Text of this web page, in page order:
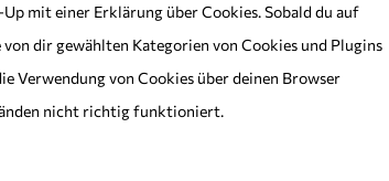
mit einer Erklärung über Cookies. Sobald du auf
dir gewählten Kategorien von Cookies und Plugins
Verwendung von Cookies über deinen Browser
nicht richtig funktioniert.